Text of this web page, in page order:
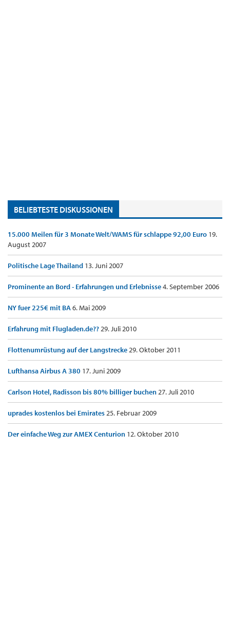
BELIEBTESTE DISKUSSIONEN
15.000 Meilen für 3 Monate Welt/WAMS für schlappe 92,00 Euro 19.
August 2007
Politische Lage Thailand 13. Juni 2007
Prominente an Bord - Erfahrungen und Erlebnisse4. September 2006
NY fuer 225€ mit BA6. Mai 2009
Erfahrung mit Flugladen.de??29. Juli 2010
Flottenumrüstung auf der Langstrecke29. Oktober 2011
Lufthansa Airbus A 380 17. Juni 2009
Carlson Hotel, Radisson bis 80% billiger buchen27. Juli 2010
uprades kostenlos bei Emirates25. Februar 2009
Der einfache Weg zur AMEX Centurion 12. Oktober 2010